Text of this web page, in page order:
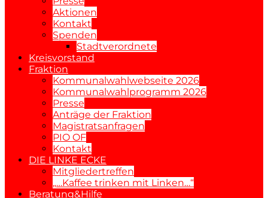
Aktionen
Kontakt
Spenden
Stadtverordnete
Kreisvorstand
Fraktion
Kommunalwahlwebseite 2026
Kommunalwahlprogramm 2026
Presse
Anträge der Fraktion
Magistratsanfragen
PIO OF
Kontakt
DIE LINKE ECKE
Mitgliedertreffen
„…Kaffee trinken mit Linken…“
Beratung&Hilfe